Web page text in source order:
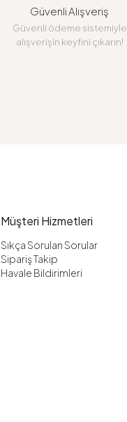
Güvenli Alışveriş
Güvenli ödeme sistemiyle
alışverişin keyfini çıkarın!
Müşteri Hizmetleri
Sıkça Sorulan Sorular
Sipariş Takip
Havale Bildirimleri